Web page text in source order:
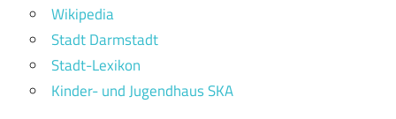
Wikipedia
Stadt Darmstadt
Stadt-Lexikon
Kinder- und Jugendhaus SKA